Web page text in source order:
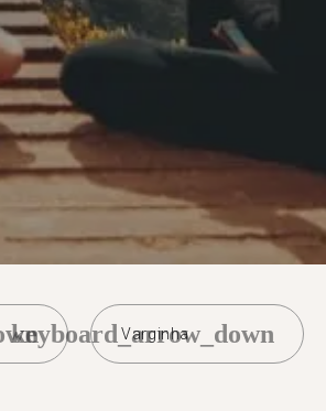
Varginha
keyboard_arrow_down